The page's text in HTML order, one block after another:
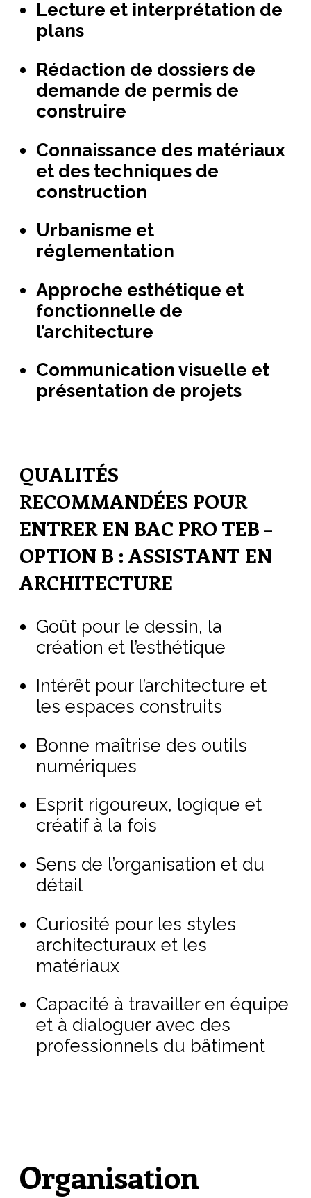
Lecture et interprétation de
plans
Rédaction de dossiers de
demande de permis de
construire
Connaissance des matériaux
et des techniques de
construction
Urbanisme et
réglementation
Approche esthétique et
fonctionnelle de
l’architecture
Communication visuelle et
présentation de projets
QUALITÉS
RECOMMANDÉES POUR
ENTRER EN BAC PRO TEB –
OPTION B : ASSISTANT EN
ARCHITECTURE
Goût pour le dessin, la
création et l’esthétique
Intérêt pour l’architecture et
les espaces construits
Bonne maîtrise des outils
numériques
Esprit rigoureux, logique et
créatif à la fois
Sens de l’organisation et du
détail
Curiosité pour les styles
architecturaux et les
matériaux
Capacité à travailler en équipe
et à dialoguer avec des
professionnels du bâtiment
Organisation